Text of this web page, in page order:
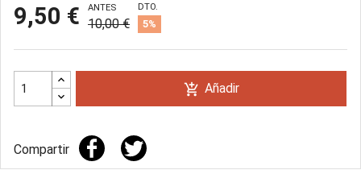
9,50 € ANTES
10,00 €
DTO.
5%
add_shopping_cart Añadir
Compartir